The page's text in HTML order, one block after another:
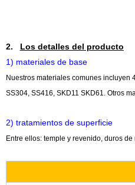
2. Los detalles del producto
1) materiales de base
Nuestros materiales comunes incluyen
SS304, SS416, SKD11 SKD61. Otros
2) tratamientos de superficie
Entre ellos: temple y revenido, duros